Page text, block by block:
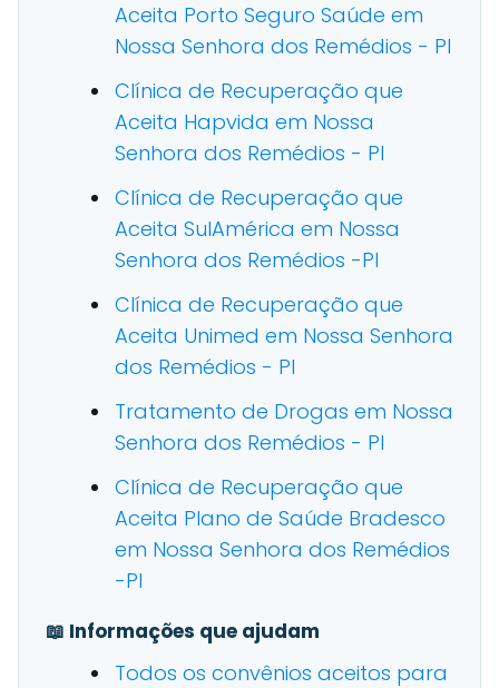
Aceita Porto Seguro Saúde em
Nossa Senhora dos Remédios - PI
Clínica de Recuperação que
Aceita Hapvida em Nossa
Senhora dos Remédios - PI
Clínica de Recuperação que
Aceita SulAmérica em Nossa
Senhora dos Remédios -PI
Clínica de Recuperação que
Aceita Unimed em Nossa Senhora
dos Remédios - PI
Tratamento de Drogas em Nossa
Senhora dos Remédios - PI
Clínica de Recuperação que
Aceita Plano de Saúde Bradesco
em Nossa Senhora dos Remédios
-PI
📖 Informações que ajudam
Todos os convênios aceitos para